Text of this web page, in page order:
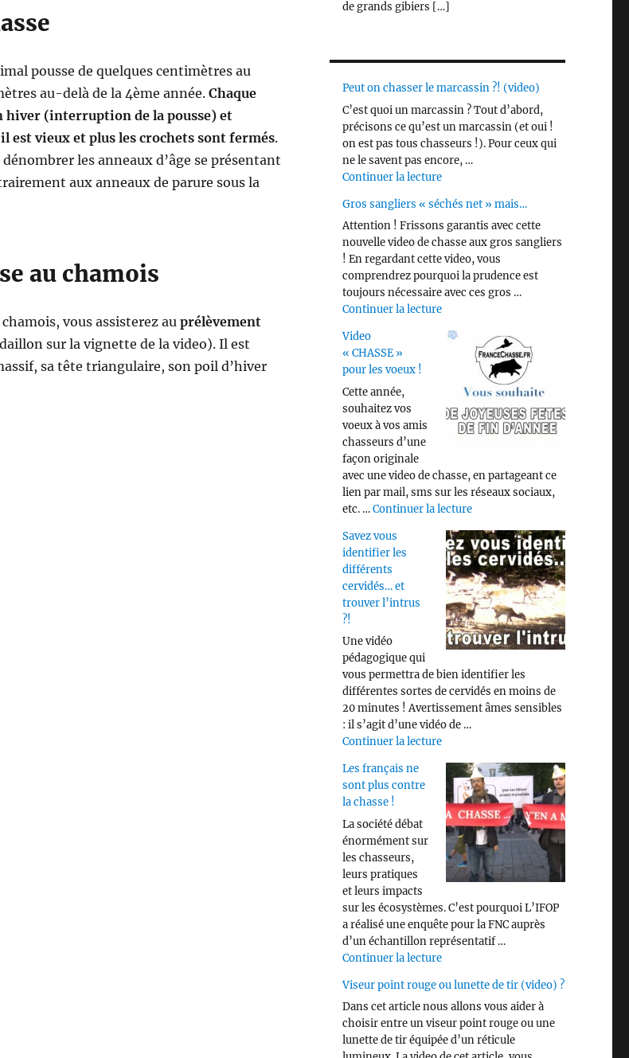
pousse de quelques centimètres au
au-delà de la 4ème année. Chaque
hiver (interruption de la pousse) et
est vieux et plus les crochets sont fermés.
les anneaux d’âge se présentant
aux anneaux de parure sous la
au chamois
vous assisterez au prélèvement
sur la vignette de la video). Il est
sa tête triangulaire, son poil d’hiver
au chamois : l’approche en montagne »
de grands gibiers […]
Peut on chasser le marcassin ?! (video)
C’est quoi un marcassin ? Tout d’abord,
précisons ce qu’est un marcassin (et oui !
on est pas tous chasseurs !). Pour ceux qui
ne le savent pas encore, …
Continuer la lecturede « Peut on chasser le marcassin ?!
Gros sangliers « séchés net » mais…
Attention ! Frissons garantis avec cette
nouvelle video de chasse aux gros sangliers
! En regardant cette video, vous
comprendrez pourquoi la prudence est
toujours nécessaire avec ces gros …
Continuer la lecturede « Gros sangliers « séchés net »
Video
« CHASSE »
pour les voeux !
Cette année,
souhaitez vos
voeux à vos amis
chasseurs d’une
façon originale
avec une video de chasse, en partageant ce
lien par mail, sms sur les réseaux sociaux,
etc. …Continuer la lecturede « Video « CHASSE » pour
Savez vous
identifier les
différents
cervidés… et
trouver l’intrus
?!
Une vidéo
pédagogique qui
vous permettra de bien identifier les
différentes sortes de cervidés en moins de
20 minutes ! Avertissement âmes sensibles
: il s’agit d’une vidéo de …
Continuer la lecturede « Savez vous identifier les
Les français ne
sont plus contre
la chasse !
La société débat
énormément sur
les chasseurs,
leurs pratiques
et leurs impacts
sur les écosystèmes. C’est pourquoi L’IFOP
a réalisé une enquête pour la FNC auprès
d’un échantillon représentatif …
Continuer la lecturede « Les français ne sont plus contre
Viseur point rouge ou lunette de tir (video) ?
Dans cet article nous allons vous aider à
choisir entre un viseur point rouge ou une
lunette de tir équipée d’un réticule